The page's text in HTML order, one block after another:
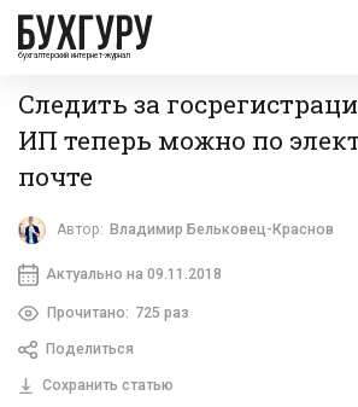
бухгалтерский интернет-журнал
Следить за
ИП теперь можно по
почте
Автор: Владимир Бельковец-Краснов
Актуально на 09.11.2018
Прочитано: 725 раз
Поделиться
Сохранить статью